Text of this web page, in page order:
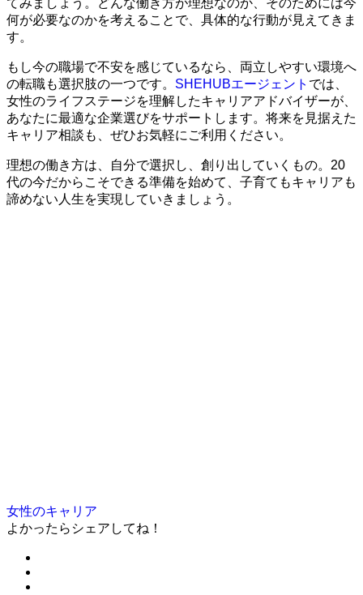
てみましょう。どんな働き方が理想なのか、そのためには今
何が必要なのかを考えることで、具体的な行動が見えてきま
す。
もし今の職場で不安を感じているなら、両立しやすい環境へ
の転職も選択肢の一つです。 SHEHUBエージェント では、
女性のライフステージを理解したキャリアアドバイザーが、
あなたに最適な企業選びをサポートします。将来を見据えた
キャリア相談も、ぜひお気軽にご利用ください。
理想の働き方は、自分で選択し、創り出していくもの。20
代の今だからこそできる準備を始めて、子育てもキャリアも
諦めない人生を実現していきましょう。
女性のキャリア
よかったらシェアしてね！